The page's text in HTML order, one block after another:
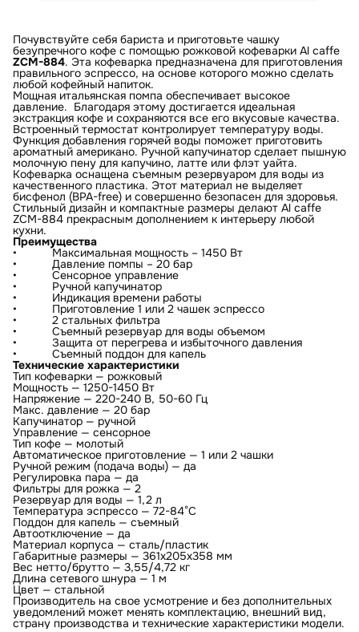
Почувствуйте себя бариста и приготовьте чашку
безупречного кофе с помощью рожковой кофеварки Al caffe
ZCM-884. Эта кофеварка предназначена для приготовления
правильного эспрессо, на основе которого можно сделать
любой кофейный напиток.
Мощная итальянская помпа обеспечивает высокое
давление. Благодаря этому достигается идеальная
экстракция кофе и сохраняются все его вкусовые качества.
Встроенный термостат контролирует температуру воды.
Функция добавления горячей воды поможет приготовить
ароматный американо. Ручной капучинатор сделает пышную
молочную пену для капучино, латте или флэт уайта.
Кофеварка оснащена съемным резервуаром для воды из
качественного пластика. Этот материал не выделяет
бисфенол (BPA-free) и совершенно безопасен для здоровья.
Стильный дизайн и компактные размеры делают Al caffe
ZCM-884 прекрасным дополнением к интерьеру любой
кухни.
Преимущества
• Максимальная мощность – 1450 Вт
• Давление помпы – 20 бар
• Сенсорное управление
• Ручной капучинатор
• Индикация времени работы
• Приготовление 1 или 2 чашек эспрессо
• 2 стальных фильтра
• Съемный резервуар для воды объемом
• Защита от перегрева и избыточного давления
• Съемный поддон для капель
Технические характеристики
Тип кофеварки — рожковый
Мощность — 1250-1450 Вт
Напряжение — 220-240 В, 50-60 Гц
Макс. давление — 20 бар
Капучинатор — ручной
Управление — сенсорное
Тип кофе — молотый
Автоматическое приготовление — 1 или 2 чашки
Ручной режим (подача воды) — да
Регулировка пара — да
Фильтры для рожка — 2
Резервуар для воды — 1,2 л
Температура эспрессо — 72-84°С
Поддон для капель — съемный
Автоотключение — да
Материал корпуса — сталь/пластик
Габаритные размеры — 361х205х358 мм
Вес нетто/брутто — 3,55/4,72 кг
Длина сетевого шнура — 1 м
Цвет — стальной
Производитель на свое усмотрение и без дополнительных
уведомлений может менять комплектацию, внешний вид,
страну производства и технические характеристики модели.